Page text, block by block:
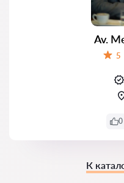
Av.
5
0
К